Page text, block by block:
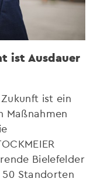
ist Ausdauer
ist ein
Maßnahmen
Bielefelder
Standorten